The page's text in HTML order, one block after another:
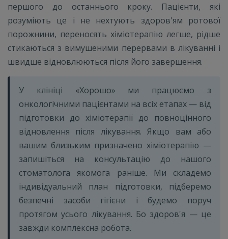
першого до останнього кроку. Пацієнти, які
розуміють це і не нехтують здоров'ям ротової
порожнини, переносять хіміотерапію легше, рідше
стикаються з вимушеними перервами в лікуванні і
швидше відновлюються після його завершення.
У клініці «Хорошо» ми працюємо з
онкологічними пацієнтами на всіх етапах — від
підготовки до хіміотерапії до повноцінного
відновлення після лікування. Якщо вам або
вашим близьким призначено хіміотерапію —
запишіться на консультацію до нашого
стоматолога якомога раніше. Ми складемо
індивідуальний план підготовки, підберемо
безпечні засоби гігієни і будемо поруч
протягом усього лікування. Бо здоров'я — це
завжди комплексна робота.